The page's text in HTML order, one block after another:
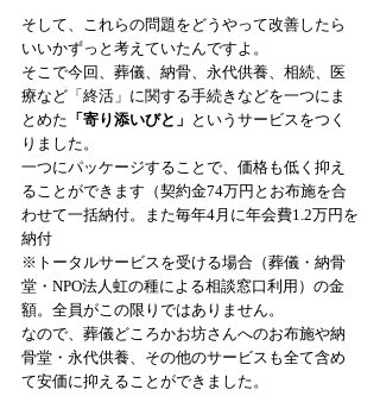
そして、これらの問題をどうやって改善したら
いいかずっと考えていたんですよ。
そこで今回、葬儀、納骨、永代供養、相続、医
療など「終活」に関する手続きなどを一つにま
とめた 「寄り添いびと」 というサービスをつく
りました。
一つにパッケージすることで、価格も低く抑え
ることができます（契約金74万円とお布施を合
わせて一括納付。また毎年4月に年会費1.2万円を
納付
※トータルサービスを受ける場合（葬儀・納骨
堂・NPO法人虹の種による相談窓口利用）の金
額。全員がこの限りではありません。
なので、葬儀どころかお坊さんへのお布施や納
骨堂・永代供養、その他のサービスも全て含め
て安価に抑えることができました。